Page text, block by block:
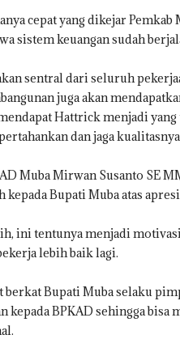
cepat yang dikejar Pemkab
sistem keuangan sudah
sentral dari seluruh
juga akan
Hattrick menjadi
dan jaga
Muba Mirwan Susanto SE
Bupati Muba atas
ini tentunya menjadi
lebih baik lagi.
berkat Bupati Muba selaku
kepada BPKAD sehingga bisa